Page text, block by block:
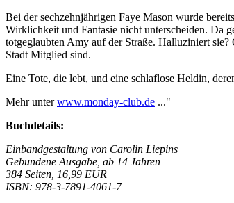
Bei der sechzehnjährigen Faye Mason wurde
Wirklichkeit und Fantasie nicht unterscheiden. Da
totgeglaubten Amy auf der Straße. Halluziniert
Stadt Mitglied sind.
Eine Tote, die lebt, und eine schlaflose Heldin,
Mehr unterwww.monday-club.de ..."
Buchdetails:
Einbandgestaltung von Carolin Liepins
Gebundene Ausgabe, ab 14 Jahren
384 Seiten, 16,99 EUR
ISBN: 978-3-7891-4061-7